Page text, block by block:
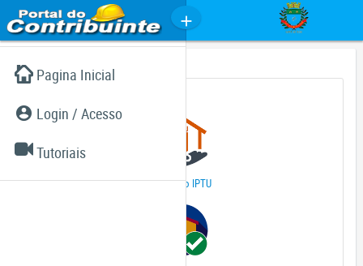
Pagina Inicial
Login / Acesso
Tutoriais
Imobiliário (IPTU...)
2ª Via do IPTU